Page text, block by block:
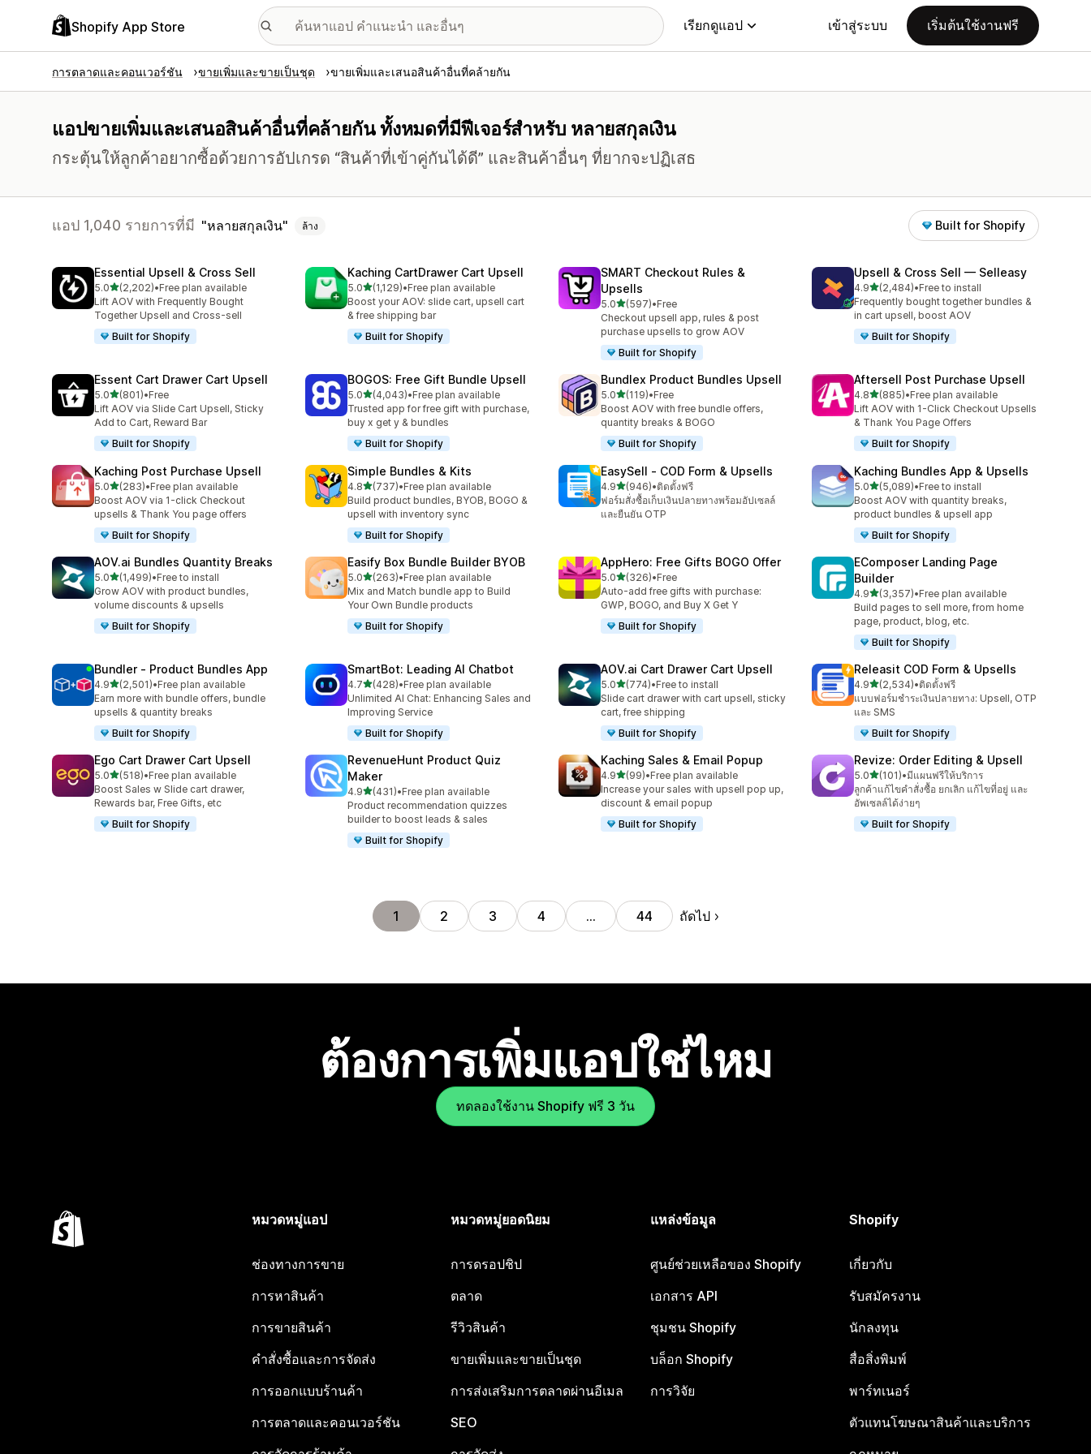
Shopify App Store เรียกดูแอป เข้าสู่ระบบ เริ่มต้นใช้งานฟรี
การตลาดและคอนเวอร์ชัน ขายเพิ่มและขายเป็นชุด ขายเพิ่มและเสนอสินค้าอื่นที่คล้ายกัน
แอปขายเพิ่มและเสนอสินค้าอื่นที่คล้ายกัน ทั้งหมดที่มีฟีเจอร์สำหรับ หลายสกุลเงิน
กระตุ้นให้ลูกค้าอยากซื้อด้วยการอัปเกรด “สินค้าที่เข้าคู่กันได้ดี” และสินค้าอื่นๆ ที่ยากจะปฏิเสธ
แอป 1,040 รายการที่มี หลายสกุลเงิน ล้าง Built for Shopify
Essential Upsell & Cross Sell
5.0เต็ม 5 ดาว
(2,202)
ทั้งหมด 2202 รีวิว
•Free plan available
Lift AOV with Frequently Bought
Together Upsell and Cross-sell
Built for Shopify
Kaching CartDrawer Cart Upsell
5.0เต็ม 5 ดาว
(1,129)
ทั้งหมด 1129 รีวิว
•Free plan available
Boost your AOV: slide cart, upsell cart
& free shipping bar
Built for Shopify
SMART Checkout Rules &
Upsells
5.0เต็ม 5 ดาว
(597)
ทั้งหมด 597 รีวิว
•Free
Checkout upsell app, rules & post
purchase upsells to grow AOV
Built for Shopify
Upsell & Cross Sell — Selleasy
4.9เต็ม 5 ดาว
(2,484)
ทั้งหมด 2484 รีวิว
•Free to install
Frequently bought together bundles &
in cart upsell, boost AOV
Built for Shopify
Essent Cart Drawer Cart Upsell
5.0เต็ม 5 ดาว
(801)
ทั้งหมด 801 รีวิว
•Free
Lift AOV via Slide Cart Upsell, Sticky
Add to Cart, Reward Bar
Built for Shopify
BOGOS: Free Gift Bundle Upsell
5.0เต็ม 5 ดาว
(4,043)
ทั้งหมด 4043 รีวิว
•Free plan available
Trusted app for free gift with purchase,
buy x get y & bundles
Built for Shopify
Bundlex Product Bundles Upsell
5.0เต็ม 5 ดาว
(119)
ทั้งหมด 119 รีวิว
•Free
Boost AOV with free bundle offers,
quantity breaks & BOGO
Built for Shopify
Aftersell Post Purchase Upsell
4.8เต็ม 5 ดาว
(885)
ทั้งหมด 885 รีวิว
•Free plan available
Lift AOV with 1-Click Checkout Upsells
& Thank You Page Offers
Built for Shopify
Kaching Post Purchase Upsell
5.0เต็ม 5 ดาว
(283)
ทั้งหมด 283 รีวิว
•Free plan available
Boost AOV via 1-click Checkout
upsells & Thank You page offers
Built for Shopify
Simple Bundles & Kits
4.8เต็ม 5 ดาว
(737)
ทั้งหมด 737 รีวิว
•Free plan available
Build product bundles, BYOB, BOGO &
upsell with inventory sync
Built for Shopify
EasySell ‑ COD Form & Upsells
4.9เต็ม 5 ดาว
(946)
ทั้งหมด 946 รีวิว
•ติดตั้งฟรี
ฟอร์มสั่งซื้อเก็บเงินปลายทางพร้อมอัปเซลล์
และยืนยัน OTP
Kaching Bundles App & Upsells
5.0เต็ม 5 ดาว
(5,089)
ทั้งหมด 5089 รีวิว
•Free to install
Boost AOV with quantity breaks,
product bundles & upsell app
Built for Shopify
AOV.ai Bundles Quantity Breaks
5.0เต็ม 5 ดาว
(1,499)
ทั้งหมด 1499 รีวิว
•Free to install
Grow AOV with product bundles,
volume discounts & upsells
Built for Shopify
Easify Box Bundle Builder BYOB
5.0เต็ม 5 ดาว
(263)
ทั้งหมด 263 รีวิว
•Free plan available
Mix and Match bundle app to Build
Your Own Bundle products
Built for Shopify
AppHero: Free Gifts BOGO Offer
5.0เต็ม 5 ดาว
(326)
ทั้งหมด 326 รีวิว
•Free
Auto-add free gifts with purchase:
GWP, BOGO, and Buy X Get Y
Built for Shopify
EComposer Landing Page
Builder
4.9เต็ม 5 ดาว
(3,357)
ทั้งหมด 3357 รีวิว
•Free plan available
Build pages to sell more, from home
page, product, blog, etc.
Built for Shopify
Bundler ‑ Product Bundles App
4.9เต็ม 5 ดาว
(2,501)
ทั้งหมด 2501 รีวิว
•Free plan available
Earn more with bundle offers, bundle
upsells & quantity breaks
Built for Shopify
SmartBot: Leading AI Chatbot
4.7เต็ม 5 ดาว
(428)
ทั้งหมด 428 รีวิว
•Free plan available
Unlimited AI Chat: Enhancing Sales and
Improving Service
Built for Shopify
AOV.ai Cart Drawer Cart Upsell
5.0เต็ม 5 ดาว
(774)
ทั้งหมด 774 รีวิว
•Free to install
Slide cart drawer with cart upsell, sticky
cart, free shipping
Built for Shopify
Releasit COD Form & Upsells
4.9เต็ม 5 ดาว
(2,534)
ทั้งหมด 2534 รีวิว
•ติดตั้งฟรี
แบบฟอร์มชำระเงินปลายทาง: Upsell, OTP
และ SMS
Built for Shopify
Ego Cart Drawer Cart Upsell
5.0เต็ม 5 ดาว
(518)
ทั้งหมด 518 รีวิว
•Free plan available
Boost Sales w Slide cart drawer,
Rewards bar, Free Gifts, etc
Built for Shopify
RevenueHunt Product Quiz
Maker
4.9เต็ม 5 ดาว
(431)
ทั้งหมด 431 รีวิว
•Free plan available
Product recommendation quizzes
builder to boost leads & sales
Built for Shopify
Kaching Sales & Email Popup
4.9เต็ม 5 ดาว
(99)
ทั้งหมด 99 รีวิว
•Free plan available
Increase your sales with upsell pop up,
discount & email popup
Built for Shopify
Revize: Order Editing & Upsell
5.0เต็ม 5 ดาว
(101)
ทั้งหมด 101 รีวิว
•มีแผนฟรีให้บริการ
ลูกค้าแก้ไขคำสั่งซื้อ ยกเลิก แก้ไขที่อยู่ และ
อัพเซลล์ได้ง่ายๆ
Built for Shopify
1 2 3 4 … 44 ถัดไป
ต้องการเพิ่มแอปใช่ไหม
ทดลองใช้งาน Shopify ฟรี 3 วัน
หมวดหมู่แอป
ช่องทางการขาย
การหาสินค้า
การขายสินค้า
คำสั่งซื้อและการจัดส่ง
การออกแบบร้านค้า
การตลาดและคอนเวอร์ชัน
หมวดหมู่ยอดนิยม
การดรอปชิป
ตลาด
รีวิวสินค้า
ขายเพิ่มและขายเป็นชุด
การส่งเสริมการตลาดผ่านอีเมล
SEO
แหล่งข้อมูล
ศูนย์ช่วยเหลือของ Shopify
เอกสาร API
ชุมชน Shopify
บล็อก Shopify
การวิจัย
Shopify
เกี่ยวกับ
รับสมัครงาน
นักลงทุน
สื่อสิ่งพิมพ์
พาร์ทเนอร์
ตัวแทนโฆษณาสินค้าและบริการ